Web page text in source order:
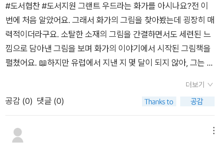
남들의 눈을 의식하는가2. 허구의 이야기가 오히려 진실을 전하
기도 한다. 양자오 작가는 이야기 하는 법 이라는 책에서 허구의
이야기가 오히려 진실된 감응을 전달할 수 있다고 했다. 그랜트
우드라는 작가의 삶은 모두 사실에 근거했지만 틸리라는 소는 가
상인물이다. 틸리가 이별도 하고 재회도 하다보니, 이 소 한마리
로 인해 이야기에 몰입할 수 있다. 틸리는 허구이지만 그랜트가
전원을 향해 가졌던 그리움을 표상한다. 틸리=전원, 시골, 아름다
니 스미스 작가의 인터뷰가 나온다. 러빙북님의 줌 북토크를 듣고
나서야 예술적인 작가라는 것을 알게 된 나의 미적 수준으로는..
#도서협찬 #도서지원 그랜트 우드라는 화가를 아시나요?전 이
번에 처음 알았어요. 그래서 화가의 그림을 찾아봤는데 굉장히 매
력적이더라구요. 소탈한 소재의 그림을 간결하면서도 세련된 느
낌으로 담아낸 그림을 보며 화가의 이야기에서 시작된 그림책을
펼쳤어요. 📖하지만 유럽에서 지낸 지 몇 달이 되지 않아, 그는 아
반드시 그려야 하는 주제가 따로 있는 것이 아니며, 화가는 자신
이 가장 관심 있는 주제와 대상을 그려야 한다는 사실이었죠. - 본
가지만 오래도록 마음에 남아 곱씹어보게 합니다. 그랜트 우드의
더보기
공감 (0) 댓글 (0)